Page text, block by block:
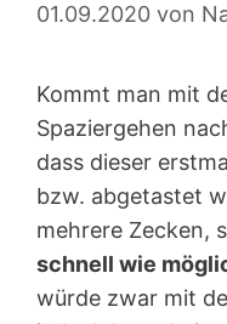
01.09.2020 von
Kommt man mit
Spaziergehen
dass dieser
bzw. abgetastet
mehrere Zecken,
schnell wie
würde zwar mit